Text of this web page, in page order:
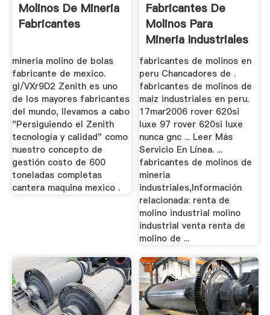
Molinos De Mineria
Fabricantes
mineria molino de bolas
fabricante de mexico.
gl/VXr9D2 Zenith es uno
de los mayores fabricantes
del mundo, llevamos a cabo
"Persiguiendo el Zenith
tecnología y calidad" como
nuestro concepto de
gestión costo de 600
toneladas completas
cantera maquina mexico .
Fabricantes De
Molinos Para
Mineria Industriales
En Peru
fabricantes de molinos en
peru Chancadores de .
fabricantes de molinos de
maiz industriales en peru.
17mar2006 rover 620si
luxe 97 rover 620si luxe
nunca gnc ... Leer Más
Servicio En Línea. ...
fabricantes de molinos de
mineria
industriales,Información
relacionada: renta de
molino industrial molino
industrial venta renta de
molino de ...